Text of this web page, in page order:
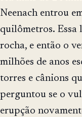
Neenach entrou
quilômetros. Essa
rocha, e então o
milhões de anos
torres e cânions
perguntou se o
erupção